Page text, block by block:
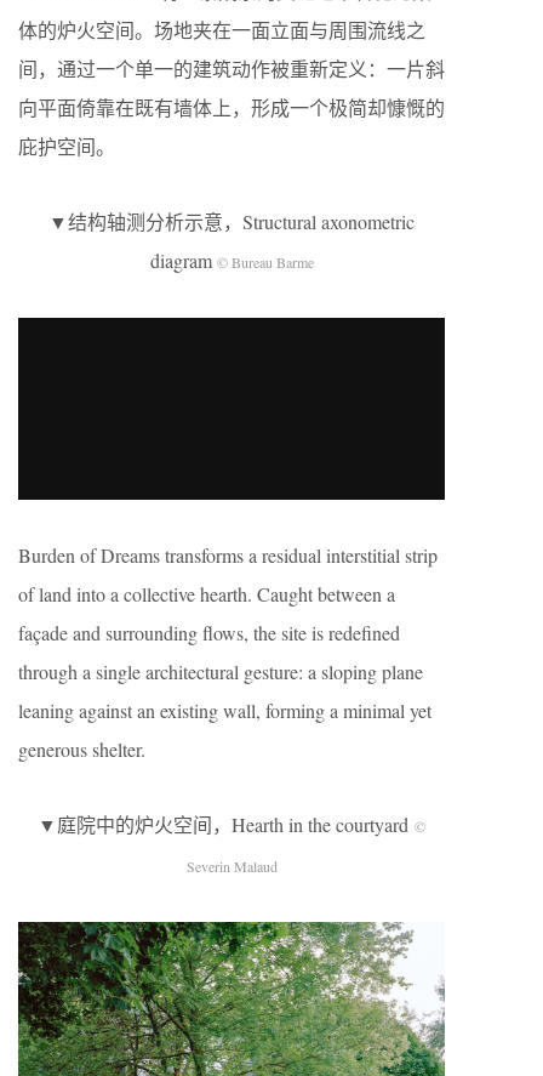
体的炉火空间。场地夹在一面立面与周围流线之
间，通过一个单一的建筑动作被重新定义：一片斜
向平面倚靠在既有墙体上，形成一个极简却慷慨的
庇护空间。
▼结构轴测分析示意，Structural axonometric
diagram © Bureau Barme
Burden of Dreams transforms a residual interstitial strip
of land into a collective hearth. Caught between a
façade and surrounding flows, the site is redefined
through a single architectural gesture: a sloping plane
leaning against an existing wall, forming a minimal yet
generous shelter.
▼庭院中的炉火空间，Hearth in the courtyard ©
Severin Malaud